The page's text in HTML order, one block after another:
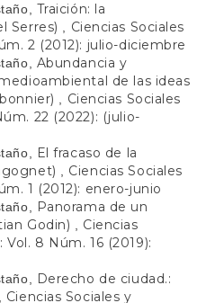
Traición: la
Serres) , Ciencias Sociales
2 (2012): julio-diciembre
Abundancia y
de las ideas
, Ciencias Sociales
22 (2022): (julio-
El fracaso de la
, Ciencias Sociales
1 (2012): enero-junio
Panorama de un
Godin) , Ciencias
8 Núm. 16 (2019):
Derecho de ciudad.:
, Ciencias Sociales y